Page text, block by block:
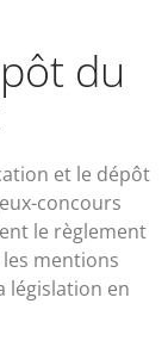
du
et le dépôt
concours
le règlement
mentions
législation en